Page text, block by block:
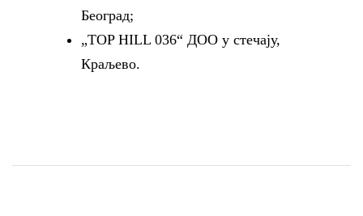
Београд;
„TOP HILL 036“ ДОО у стечају,
Краљево.